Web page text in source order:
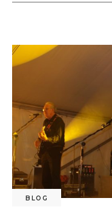
BLOG